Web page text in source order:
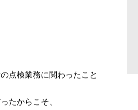
点検業務に関わったこと
たからこそ、